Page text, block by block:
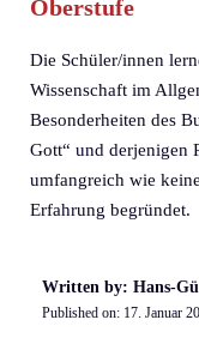
Oberstufe
Die Schüler/innen
Wissenschaft im
Besonderheiten des
Gott“ und derjenigen
umfangreich wie
Erfahrung begründet.
Written by: Hans-
Published on: 17. Januar